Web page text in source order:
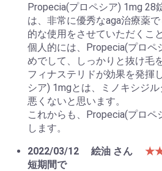
Propecia(プロペシア) 1mg 28
は、非常に優秀なaga治療薬
的な使用をさせていただくこ
個人的には、Propecia(プロペ
めでして、しっかりと抜け毛
フィナステリドが効果を発揮
シア) 1mgとは、ミノキシジ
悪くないと思います。
これからも、Propecia(プロペ
します。
2022/03/12
絵油 さん
短期間で